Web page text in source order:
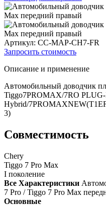
Артикул: CC-MAP-CH7-FR
Запросить стоимость
Описание и применение
Автомобильный доводчик
Tiggo7PROMAX/7RO
Hybrid/
3)
Совместимость
Chery
Tiggo 7 Pro Max
I поколение
Все Характеристики
7 Pro / Tiggo 7 Pro Max
Основные